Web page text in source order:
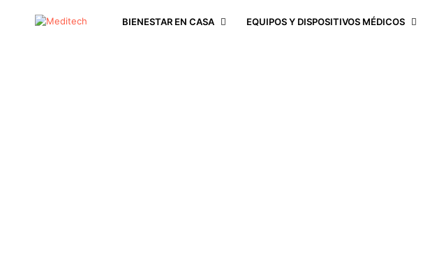
BIENESTAR EN CASA EQUIPOS Y DISPOSITIVOS MÉDICOS